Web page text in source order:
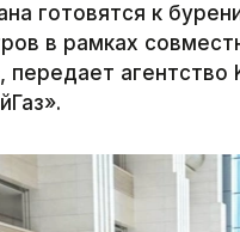
готовятся к
в рамках
передает агентство